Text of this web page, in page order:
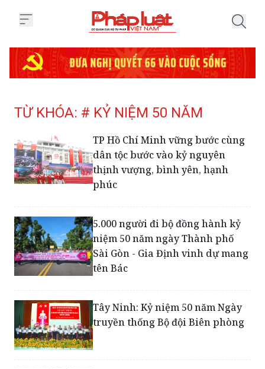
TỪ KHÓA: # KỶ NIỆM 50 NĂM
TP Hồ Chí Minh vững bước cùng
dân tộc bước vào kỷ nguyên
thịnh vượng, bình yên, hạnh
phúc
5.000 người đi bộ đồng hành kỷ
niệm 50 năm ngày Thành phố
Sài Gòn - Gia Định vinh dự mang
tên Bác
Tây Ninh: Kỷ niệm 50 năm Ngày
truyền thống Bộ đội Biên phòng